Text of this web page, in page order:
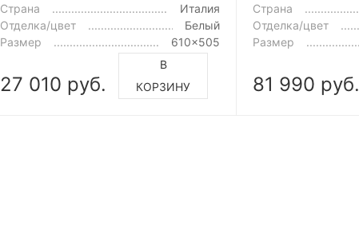
Страна
Италия
Отделка/цвет
Белый
Размер
610x505
27 010 руб.
В
КОРЗИНУ
Страна
Отделка/цвет
Размер
81 990 руб.